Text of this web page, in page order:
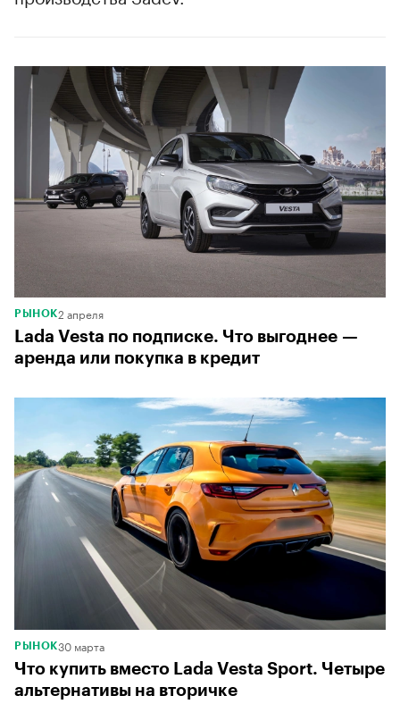
РЫНОК2 апреля
Lada Vesta по подписке. Что выгоднее —
аренда или покупка в кредит
РЫНОК30 марта
Что купить вместо Lada Vesta Sport. Четыре
альтернативы на вторичке